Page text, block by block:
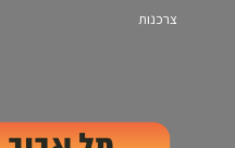
צרכנות